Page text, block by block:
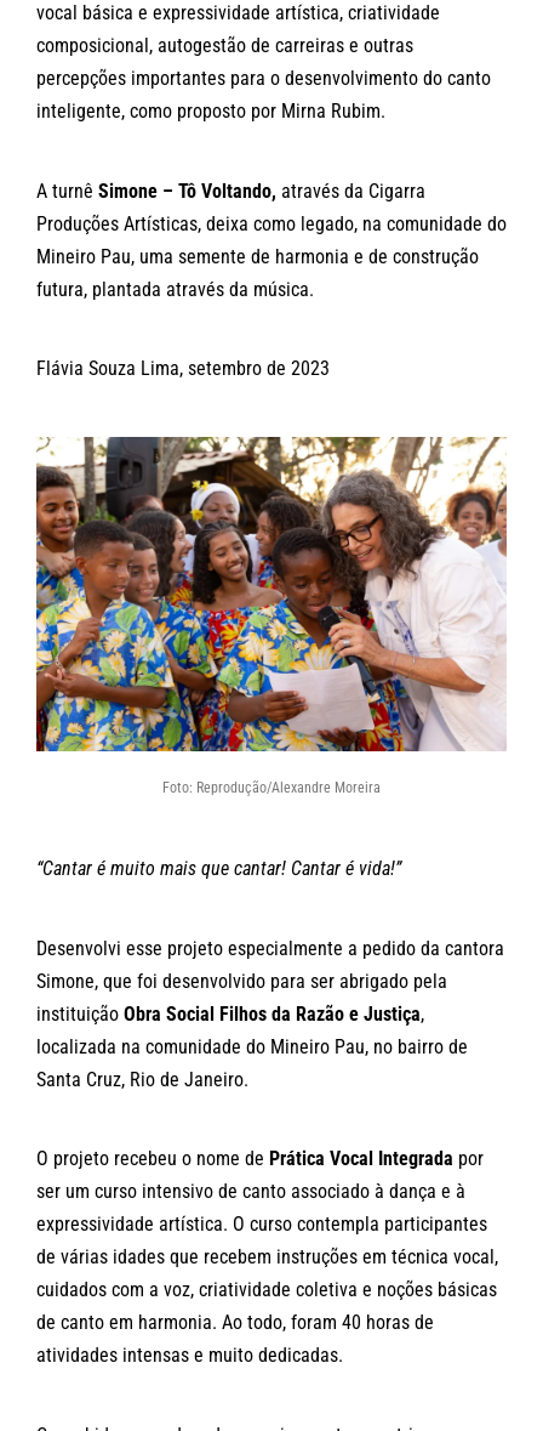
vocal básica e expressividade artística, criatividade
composicional, autogestão de carreiras e outras
percepções importantes para o desenvolvimento do canto
inteligente, como proposto por Mirna Rubim.
A turnê Simone – Tô Voltando, através da Cigarra
Produções Artísticas, deixa como legado, na comunidade do
Mineiro Pau, uma semente de harmonia e de construção
futura, plantada através da música.
Flávia Souza Lima, setembro de 2023
Foto: Reprodução/Alexandre Moreira
“Cantar é muito mais que cantar! Cantar é vida!”
Desenvolvi esse projeto especialmente a pedido da cantora
Simone, que foi desenvolvido para ser abrigado pela
instituição Obra Social Filhos da Razão e Justiça,
localizada na comunidade do Mineiro Pau, no bairro de
Santa Cruz, Rio de Janeiro.
O projeto recebeu o nome de Prática Vocal Integrada por
ser um curso intensivo de canto associado à dança e à
expressividade artística. O curso contempla participantes
de várias idades que recebem instruções em técnica vocal,
cuidados com a voz, criatividade coletiva e noções básicas
de canto em harmonia. Ao todo, foram 40 horas de
atividades intensas e muito dedicadas.